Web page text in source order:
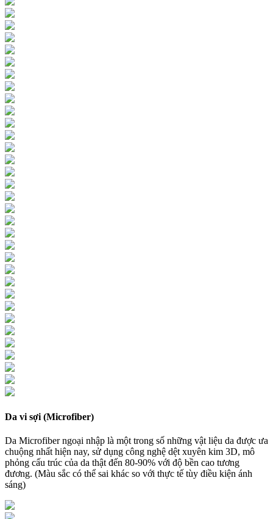
Da vi sợi (Microfiber)
Da Microfiber ngoại nhập là một trong số những vật liệu da được ưa
chuộng nhất hiện nay, sử dụng công nghệ dệt xuyên kim 3D, mô
phỏng cấu trúc của da thật đến 80-90% với độ bền cao tương
đương. (Màu sắc có thể sai khác so với thực tế tùy điều kiện ánh
sáng)